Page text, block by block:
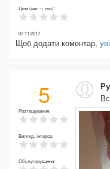
Ціни (вис -> низ):
07.11.2017
Щоб додати коментар,
5
Розташування:
Вигляд, інтерєр:
Обслуговування: